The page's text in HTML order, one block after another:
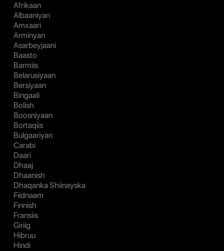
Afrikaan
Albaaniyan
Amxaari
Arminyan
Asarbeyjaani
Baasto
Barmiis
Belarusiyaan
Bersiyaan
Bingaali
Bolish
Boosniyaan
Bortaqiis
Bulgaariyan
Carabi
Daari
Dhaaj
Dhaanish
Dhaqanka Shiinayska
Fiidnaam
Finnish
Fransiis
Giriig
Hibruu
Hindi